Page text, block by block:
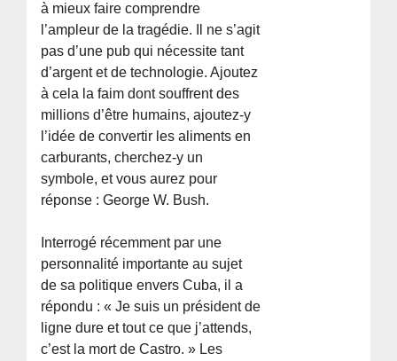
à mieux faire comprendre
l’ampleur de la tragédie. Il ne s’agit
pas d’une pub qui nécessite tant
d’argent et de technologie. Ajoutez
à cela la faim dont souffrent des
millions d’être humains, ajoutez-y
l’idée de convertir les aliments en
carburants, cherchez-y un
symbole, et vous aurez pour
réponse : George W. Bush.
Interrogé récemment par une
personnalité importante au sujet
de sa politique envers Cuba, il a
répondu : « Je suis un président de
ligne dure et tout ce que j’attends,
c’est la mort de Castro. » Les